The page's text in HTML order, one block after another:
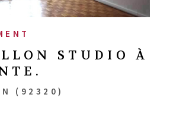
STUDIO À
(92320)